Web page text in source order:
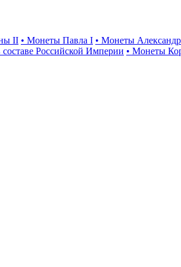
II • Монеты Павла I • Монеты
Российской Империи • Монеты